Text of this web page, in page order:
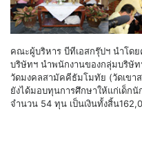
คณะผู้บริหาร บีทีเอสกรุ๊ปฯ นำโ
บริษัทฯ นำพนักงานของกลุ่มบริษั
วัดมงคลสามัคคีธัมโมทัย (วัดเขา
ยังได้มอบทุนการศึกษาให้แก่เด็ก
จำนวน 54 ทุน เป็นเงินทั้งสิ้น